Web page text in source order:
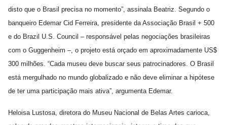
disto que o Brasil precisa no momento”, assinala Beatriz. Segundo o
banqueiro Edemar Cid Ferreira, presidente da Associação Brasil + 500
e do Brazil U.S. Council – responsável pelas negociações brasileiras
com o Guggenheim –, o projeto está orçado em aproximadamente US$
300 milhões. “Cada museu deve buscar seus patrocinadores. O Brasil
está mergulhado no mundo globalizado e não deve eliminar a hipótese
de ter uma participação mais ativa”, argumenta Edemar.
Heloisa Lustosa, diretora do Museu Nacional de Belas Artes carioca,